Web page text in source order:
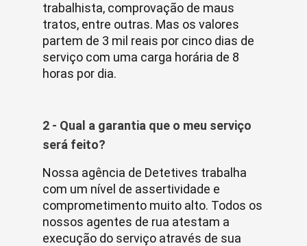
trabalhista, comprovação de maus
tratos, entre outras. Mas os valores
partem de 3 mil reais por cinco dias de
serviço com uma carga horária de 8
horas por dia.
2 - Qual a garantia que o meu serviço
será feito?
Nossa agência de Detetives trabalha
com um nível de assertividade e
comprometimento muito alto. Todos os
nossos agentes de rua atestam a
execução do serviço através de sua